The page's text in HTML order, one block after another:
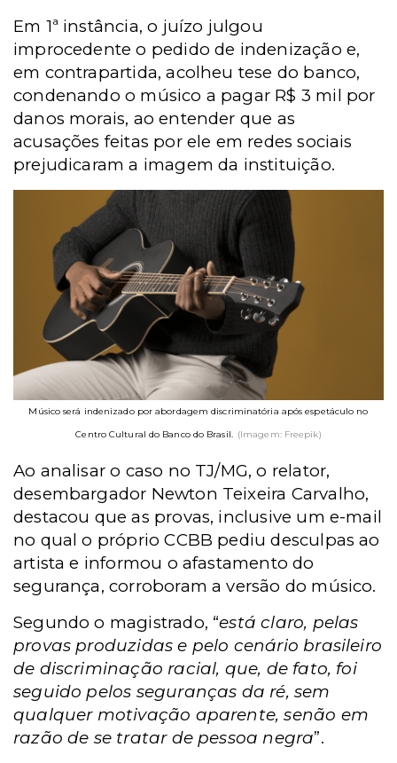
Em 1ª instância, o juízo julgou
improcedente o pedido de indenização e,
em contrapartida, acolheu tese do banco,
condenando o músico a pagar R$ 3 mil por
danos morais, ao entender que as
acusações feitas por ele em redes sociais
prejudicaram a imagem da instituição.
Músico será indenizado por abordagem discriminatória após espetáculo no
Centro Cultural do Banco do Brasil. (Imagem: Freepik)
Ao analisar o caso no TJ/MG, o relator,
desembargador Newton Teixeira Carvalho,
destacou que as provas, inclusive um e-mail
no qual o próprio CCBB pediu desculpas ao
artista e informou o afastamento do
segurança, corroboram a versão do músico.
Segundo o magistrado, “está claro, pelas
provas produzidas e pelo cenário brasileiro
de discriminação racial, que, de fato, foi
seguido pelos seguranças da ré, sem
qualquer motivação aparente, senão em
razão de se tratar de pessoa negra”.